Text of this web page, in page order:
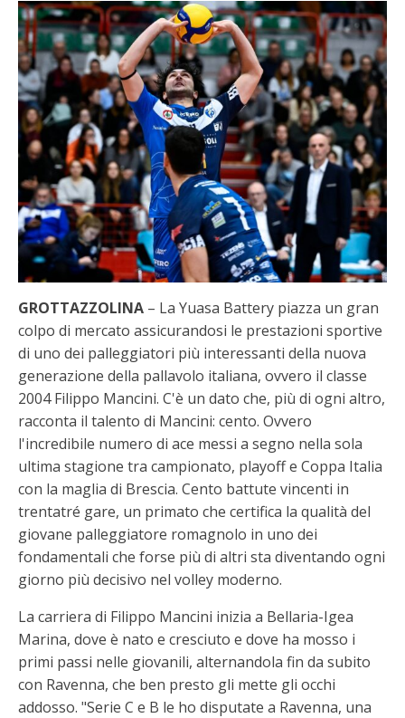
GROTTAZZOLINA – La Yuasa Battery piazza un gran
colpo di mercato assicurandosi le prestazioni sportive
di uno dei palleggiatori più interessanti della nuova
generazione della pallavolo italiana, ovvero il classe
2004 Filippo Mancini. C'è un dato che, più di ogni altro,
racconta il talento di Mancini: cento. Ovvero
l'incredibile numero di ace messi a segno nella sola
ultima stagione tra campionato, playoff e Coppa Italia
con la maglia di Brescia. Cento battute vincenti in
trentatré gare, un primato che certifica la qualità del
giovane palleggiatore romagnolo in uno dei
fondamentali che forse più di altri sta diventando ogni
giorno più decisivo nel volley moderno.
La carriera di Filippo Mancini inizia a Bellaria-Igea
Marina, dove è nato e cresciuto e dove ha mosso i
primi passi nelle giovanili, alternandola fin da subito
con Ravenna, che ben presto gli mette gli occhi
addosso. "Serie C e B le ho disputate a Ravenna, una